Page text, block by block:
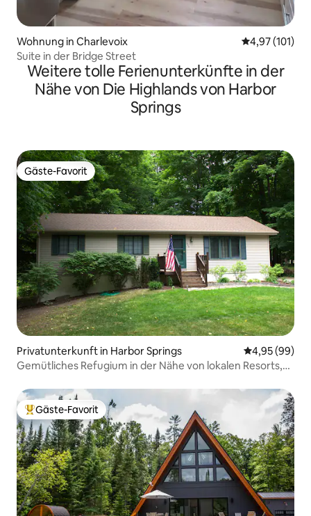
Wohnung in Charlevoix
4,97 (101)
Suite in der Bridge Street
Weitere tolle Ferienunterkünfte in der
Nähe von Die Highlands von Harbor
Springs
Gäste-Favorit
Gäste-Favorit
Privatunterkunft in Harbor Springs
4,95 (99)
Gemütliches Refugium in der Nähe von lokalen Resorts,
Beliebter Gäste-Favorit.
Gäste-Favorit